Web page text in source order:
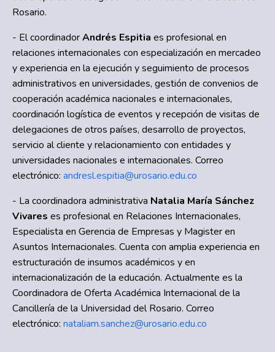
Rosario.
- El coordinadorAndrés Espitia es profesional en
relaciones internacionales con especialización en mercadeo
y experiencia en la ejecución y seguimiento de procesos
administrativos en universidades, gestión de convenios de
cooperación académica nacionales e internacionales,
coordinación logística de eventos y recepción de visitas de
delegaciones de otros países, desarrollo de proyectos,
servicio al cliente y relacionamiento con entidades y
universidades nacionales e internacionales. Correo
electrónico: andresl.espitia@urosario.edu.co
- La coordinadora administrativa Natalia María Sánchez
Vivares es profesional en Relaciones Internacionales,
Especialista en Gerencia de Empresas y Magister en
Asuntos Internacionales. Cuenta con amplia experiencia en
estructuración de insumos académicos y en
internacionalización de la educación. Actualmente es la
Coordinadora de Oferta Académica Internacional de la
Cancillería de la Universidad del Rosario. Correo
electrónico: nataliam.sanchez@urosario.edu.co